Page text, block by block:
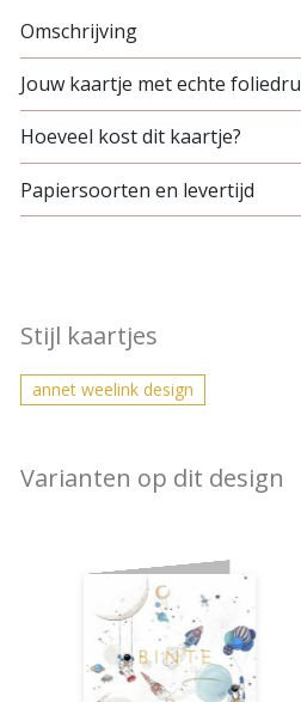
Omschrijving
Jouw kaartje met echte
Hoeveel kost dit kaartje?
Papiersoorten en levertijd
Stijl kaartjes
annet weelink design
Varianten op dit design